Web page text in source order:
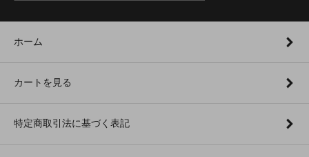
ホーム
カートを見る
特定商取引法に基づく表記